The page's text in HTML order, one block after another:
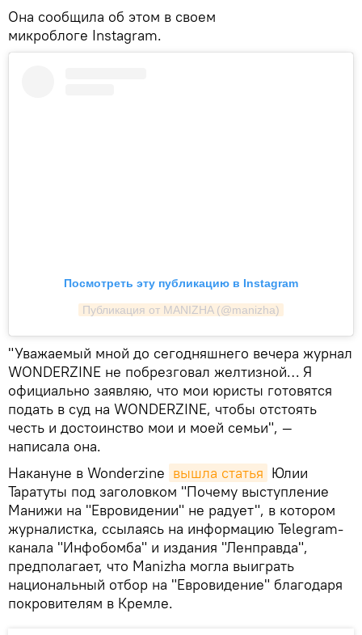
Она сообщила об этом в своем
микроблоге Instagram.
Посмотреть эту публикацию в Instagram
Публикация от MANIZHA (@manizha)
"Уважаемый мной до сегодняшнего вечера журнал
WONDERZINE не побрезговал желтизной… Я
официально заявляю, что мои юристы готовятся
подать в суд на WONDERZINE, чтобы отстоять
честь и достоинство мои и моей семьи", —
написала она.
Накануне в Wonderzine вышла статья Юлии
Таратуты под заголовком "Почему выступление
Манижи на "Евровидении" не радует", в котором
журналистка, ссылаясь на информацию Telegram-
канала "Инфобомба" и издания "Ленправда",
предполагает, что Manizha могла выиграть
национальный отбор на "Евровидение" благодаря
покровителям в Кремле.